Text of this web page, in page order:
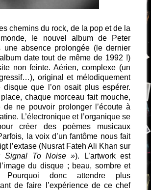
chemins du rock, de la pop et de la
le nouvel album de Peter
une absence prolongée (le dernier
date tout de même de 1992 !)
non feinte. Aérien, complexe (un
original et mélodiquement
disque que l’on osait plus espérer.
chaque morceau fait mouche,
de ne pouvoir prolonger l’écoute à
L’électronique et l’organique se
créer des poèmes musicaux
la voix d’un fantôme nous fait
l’extase (Nusrat Fateh Ali Khan sur
Signal To Noise »). L’artwork est
du disque ; beau, sombre et
Pourquoi donc attendre plus
de faire l’expérience de ce chef